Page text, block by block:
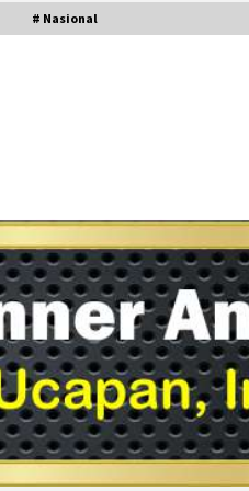
# Nasional